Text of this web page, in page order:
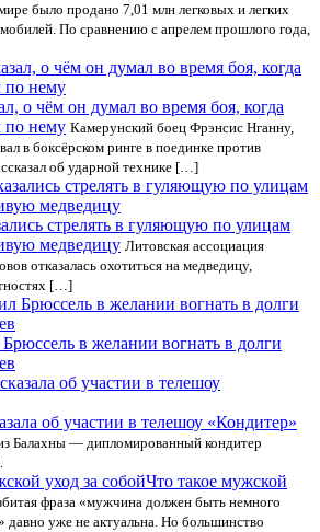
было продано 7,01 млн легковых и легких
По сравнению с апрелем прошлого года,
о чём он думал во время боя, когда
по нему Камерунский боец Фрэнсис Нганну,
в боксёрском ринге в поединке против
об ударной технике […]
стрелять в гуляющую по улицам
медведицу Литовская ассоциация
отказалась охотиться на медведицу,
[…]
в желании вогнать в долги
об участии в телешоу «Кондитер»
Балахны — дипломированный кондитер
Что такое мужской
фраза «мужчина должен быть немного
давно уже не актуальна. Но большинство